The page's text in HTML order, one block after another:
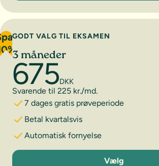
GODT VALG TIL EKSAMEN
3 måneder
675DKK
Svarende til 225 kr./md.
7 dages gratis prøveperiode
Betal kvartalsvis
Automatisk fornyelse
3 måneder
Vælg